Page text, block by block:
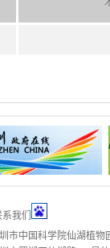
我们
市中国科学院仙湖植物